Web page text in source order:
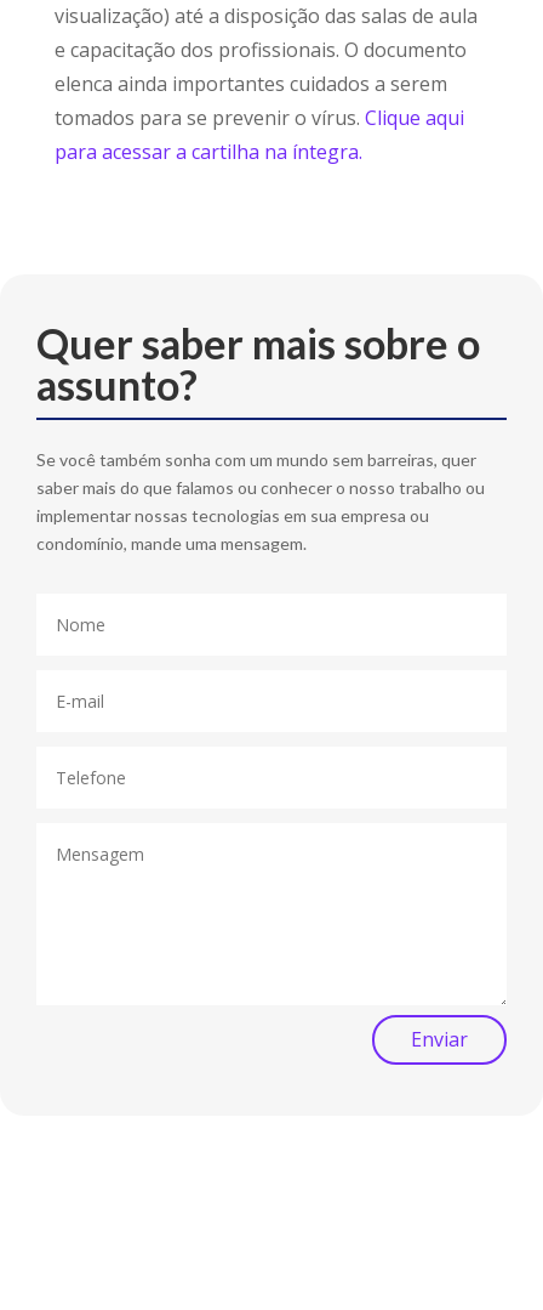
visualização) até a disposição das salas de aula
e capacitação dos profissionais. O documento
elenca ainda importantes cuidados a serem
tomados para se prevenir o vírus. Clique aqui
para acessar a cartilha na íntegra.
Quer saber mais sobre o
assunto?
Se você também sonha com um mundo sem barreiras, quer
saber mais do que falamos ou conhecer o nosso trabalho ou
implementar nossas tecnologias em sua empresa ou
condomínio, mande uma mensagem.
Enviar